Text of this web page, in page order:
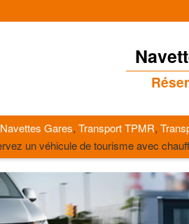
Navettes Gares, Transport TPMR,
un véhicule de tourisme avec